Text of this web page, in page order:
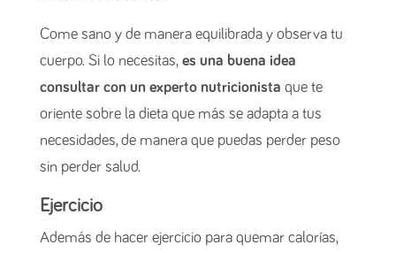
Come sano y de manera equilibrada y observa tu
cuerpo. Si lo necesitas,es una buena idea
consultar con un experto nutricionista que te
oriente sobre la dieta que más se adapta a tus
necesidades, de manera que puedas perder peso
sin perder salud.
Ejercicio
Además de hacer ejercicio para quemar calorías,